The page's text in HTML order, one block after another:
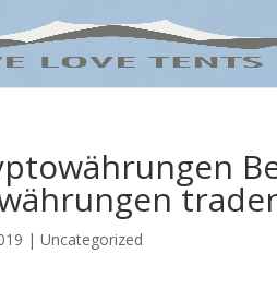
| Uncategorized